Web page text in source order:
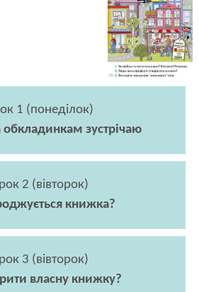
1 (понеділок)
зустрічаю
2 (вівторок)
книжка?
3 (вівторок)
власну книжку?